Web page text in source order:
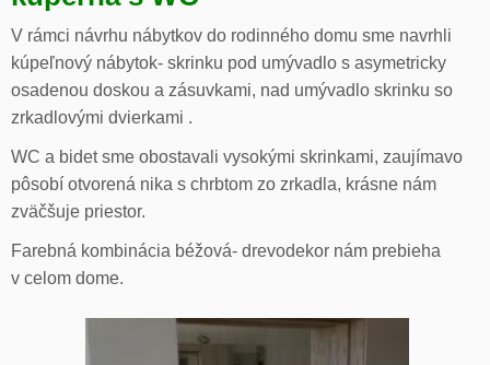
V rámci návrhu nábytkov do rodinného domu sme navrhli
kúpeľnový nábytok- skrinku pod umývadlo s asymetricky
osadenou doskou a zásuvkami, nad umývadlo skrinku so
zrkadlovými dvierkami .
WC a bidet sme obostavali vysokými skrinkami, zaujímavo
pôsobí otvorená nika s chrbtom zo zrkadla, krásne nám
zväčšuje priestor.
Farebná kombinácia béžová- drevodekor nám prebieha
v celom dome.